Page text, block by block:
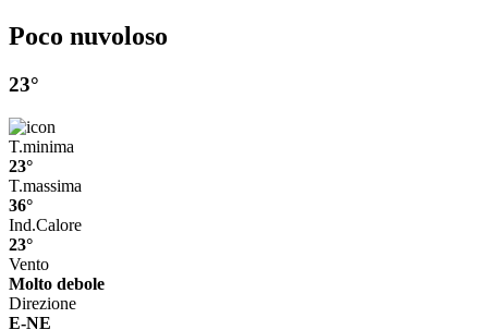
Poco nuvoloso
23°
T.minima
23°
T.massima
36°
Ind.Calore
23°
Vento
Molto debole
Direzione
E-NE